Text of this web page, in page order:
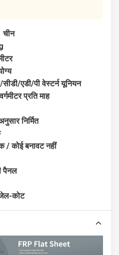
चीन
एडी/पी वेस्टर्न यूनियन
प्रति माह
निर्मित
/ कोई बनावट नहीं
पैनल
कोट